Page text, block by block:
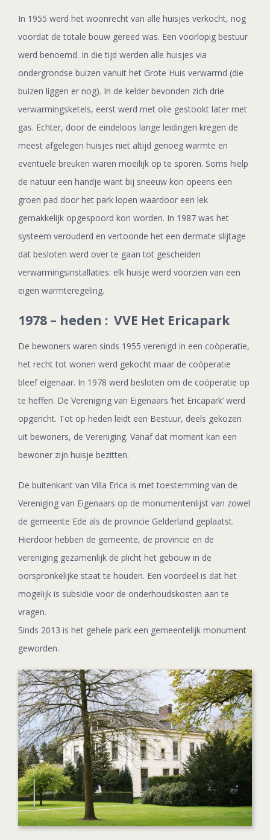
In 1955 werd het woonrecht van alle huisjes verkocht, nog
voordat de totale bouw gereed was. Een voorlopig bestuur
werd benoemd. In die tijd werden alle huisjes via
ondergrondse buizen vanuit het Grote Huis verwarmd (die
buizen liggen er nog). In de kelder bevonden zich drie
verwarmingsketels, eerst werd met olie gestookt later met
gas. Echter, door de eindeloos lange leidingen kregen de
meest afgelegen huisjes niet altijd genoeg warmte en
eventuele breuken waren moeilijk op te sporen. Soms hielp
de natuur een handje want bij sneeuw kon opeens een
groen pad door het park lopen waardoor een lek
gemakkelijk opgespoord kon worden. In 1987 was het
systeem verouderd en vertoonde het een dermate slijtage
dat besloten werd over te gaan tot gescheiden
verwarmingsinstallaties: elk huisje werd voorzien van een
eigen warmteregeling.
1978 – heden : VVE Het Ericapark
De bewoners waren sinds 1955 verenigd in een coöperatie,
het recht tot wonen werd gekocht maar de coöperatie
bleef eigenaar. In 1978 werd besloten om de coöperatie op
te heffen. De Vereniging van Eigenaars ‘het Ericapark’ werd
opgericht. Tot op heden leidt een Bestuur, deels gekozen
uit bewoners, de Vereniging. Vanaf dat moment kan een
bewoner zijn huisje bezitten.
De buitenkant van Villa Erica is met toestemming van de
Vereniging van Eigenaars op de monumentenlijst van zowel
de gemeente Ede als de provincie Gelderland geplaatst.
Hierdoor hebben de gemeente, de provincie en de
vereniging gezamenlijk de plicht het gebouw in de
oorspronkelijke staat te houden. Een voordeel is dat het
mogelijk is subsidie voor de onderhoudskosten aan te
vragen.
Sinds 2013 is het gehele park een gemeentelijk monument
geworden.